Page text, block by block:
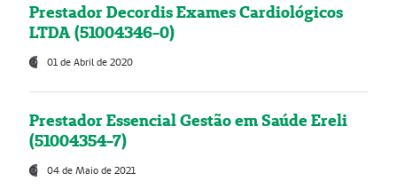
Prestador Decordis Exames Cardiológicos
LTDA (51004346-0)
01 de Abril de 2020
Prestador Essencial Gestão em Saúde Ereli
(51004354-7)
04 de Maio de 2021